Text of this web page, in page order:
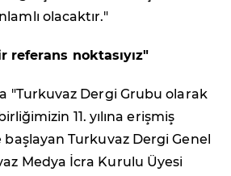
olacaktır."
noktasıyız"
"Turkuvaz Dergi Grubu olarak
11. yılına erişmiş
Turkuvaz Dergi Genel
Medya İcra Kurulu Üyesi